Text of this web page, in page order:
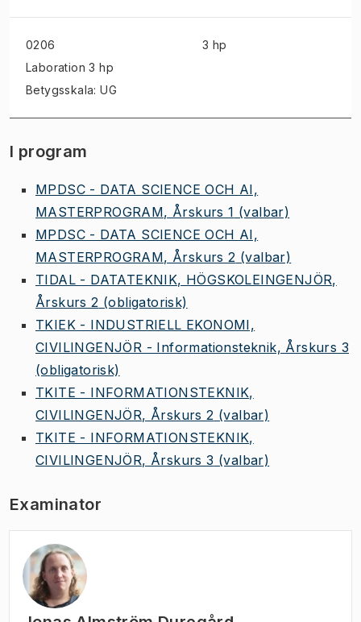
0206
Laboration 3 hp
Betygsskala: UG
3 hp
I program
MPDSC - DATA SCIENCE OCH AI,
MASTERPROGRAM, Årskurs 1 (valbar)
MPDSC - DATA SCIENCE OCH AI,
MASTERPROGRAM, Årskurs 2 (valbar)
TIDAL - DATATEKNIK, HÖGSKOLEINGENJÖR,
Årskurs 2 (obligatorisk)
TKIEK - INDUSTRIELL EKONOMI,
CIVILINGENJÖR - Informationsteknik, Årskurs 3
(obligatorisk)
TKITE - INFORMATIONSTEKNIK,
CIVILINGENJÖR, Årskurs 2 (valbar)
TKITE - INFORMATIONSTEKNIK,
CIVILINGENJÖR, Årskurs 3 (valbar)
Examinator